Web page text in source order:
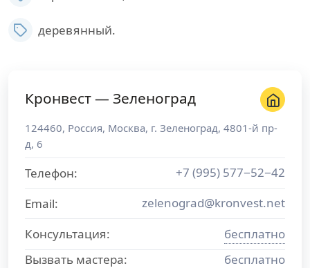
деревянный.
Кронвест — Зеленоград
124460, Россия, Москва, г. Зеленоград, 4801-й пр-
д, 6
Телефон:
+7 (995) 577−52−42
Email:
zelenograd@kronvest.net
Консультация:
бесплатно
Вызвать мастера:
бесплатно